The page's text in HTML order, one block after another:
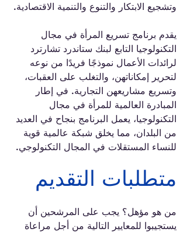
وتشجيع الابتكار والتنوع والتنمية الاقتصادية.
يقدم برنامج تسريع المرأة في مجال
التكنولوجيا التابع لبنك ستاندرد تشارترد
لرائدات الأعمال نموذجًا فريدًا من نوعه
لتحرير إمكاناتهن، والتغلب على العقبات،
وتسريع مشاريعهن التجارية. في إطار
المبادرة العالمية للمرأة في مجال
التكنولوجيا، يعمل البرنامج بنجاح في العديد
من البلدان، مما يخلق شبكة عالمية قوية
للنساء المستقلات في المجال التكنولوجي.
متطلبات التقديم
من هو مؤهل؟ يجب على المرشحين أن
يستجيبوا للمعايير التالية من أجل مراعاة